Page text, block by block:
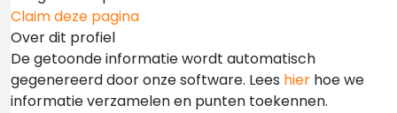
Claim deze pagina
Over dit profiel
De getoonde informatie wordt automatisch
gegenereerd door onze software. Lees hier hoe we
informatie verzamelen en punten toekennen.